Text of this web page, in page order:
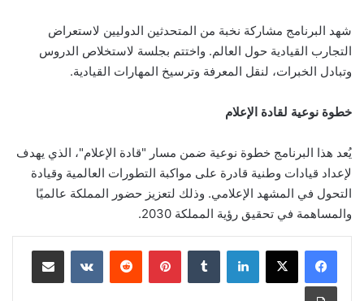
شهد البرنامج مشاركة نخبة من المتحدثين الدوليين لاستعراض
التجارب القيادية حول العالم. واختتم بجلسة لاستخلاص الدروس
وتبادل الخبرات، لنقل المعرفة وترسيخ المهارات القيادية.
خطوة نوعية لقادة الإعلام
يُعد هذا البرنامج خطوة نوعية ضمن مسار "قادة الإعلام"، الذي يهدف
لإعداد قيادات وطنية قادرة على مواكبة التطورات العالمية وقيادة
التحول في المشهد الإعلامي. وذلك لتعزيز حضور المملكة عالميًا
والمساهمة في تحقيق رؤية المملكة 2030.
لينكدإن بينتيريست